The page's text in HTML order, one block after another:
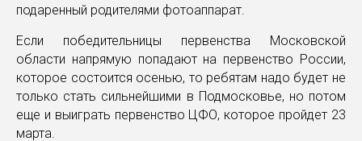
подаренный родителями фотоаппарат.
Если победительницы первенства Московской
области напрямую попадают на первенство России,
которое состоится осенью, то ребятам надо будет не
только стать сильнейшими в Подмосковье, но потом
еще и выиграть первенство ЦФО, которое пройдет 23
марта.